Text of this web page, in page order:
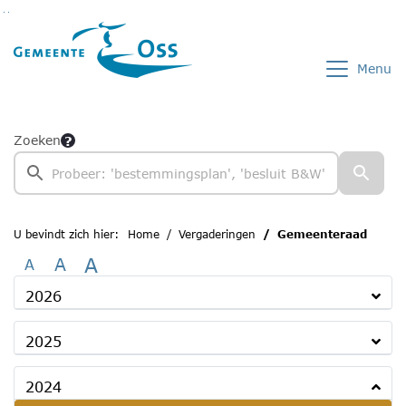
Ga naar de inhoud van deze pagina
Ga naar het zoeken
Ga naar het menu
Menu
Zoeken
U bevindt zich hier: Home Vergaderingen Gemeenteraad
A A A
2026
2025
2024